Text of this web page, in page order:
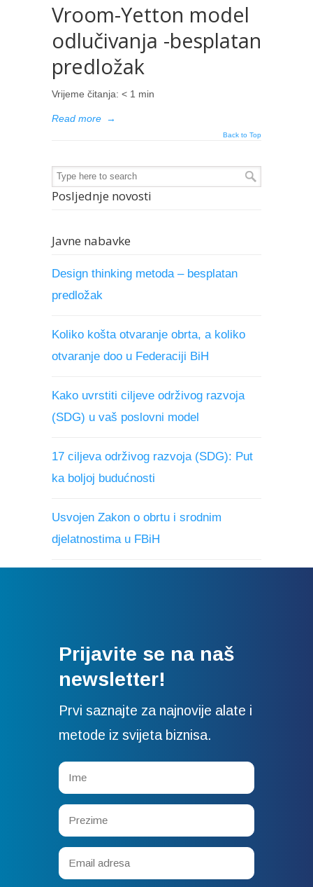
Vroom-Yetton model
odlučivanja -besplatan
predložak
Vrijeme čitanja: < 1 min
Read more →
Back to Top
Posljednje novosti
Javne nabavke
Design thinking metoda – besplatan
predložak
Koliko košta otvaranje obrta, a koliko
otvaranje doo u Federaciji BiH
Kako uvrstiti ciljeve održivog razvoja
(SDG) u vaš poslovni model
17 ciljeva održivog razvoja (SDG): Put
ka boljoj budućnosti
Usvojen Zakon o obrtu i srodnim
djelatnostima u FBiH
Prijavite se na naš
newsletter!
Prvi saznajte za najnovije alate i
metode iz svijeta biznisa.